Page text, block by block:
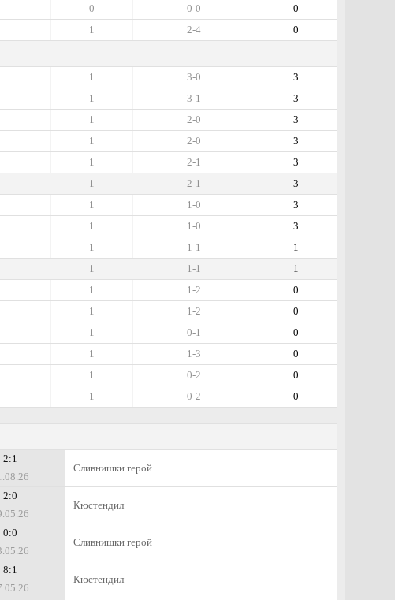
0
0-0
0
0
2-4
1
3
3-0
1
3
3-1
1
3
2-0
1
3
2-0
1
3
2-1
1
3
2-1
1
3
1-0
1
3
1-0
1
1
1-1
1
1
1-1
1
0
1-2
1
0
1-2
1
0
0-1
1
0
1-3
1
0
0-2
1
0
0-2
1
2:1
Сливнишки герой
2:0
Кюстендил
0:0
Сливнишки герой
8:1
Кюстендил